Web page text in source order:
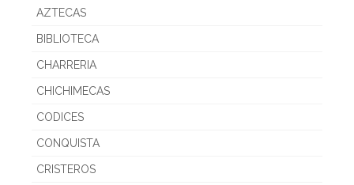
AZTECAS
BIBLIOTECA
CHARRERIA
CHICHIMECAS
CODICES
CONQUISTA
CRISTEROS